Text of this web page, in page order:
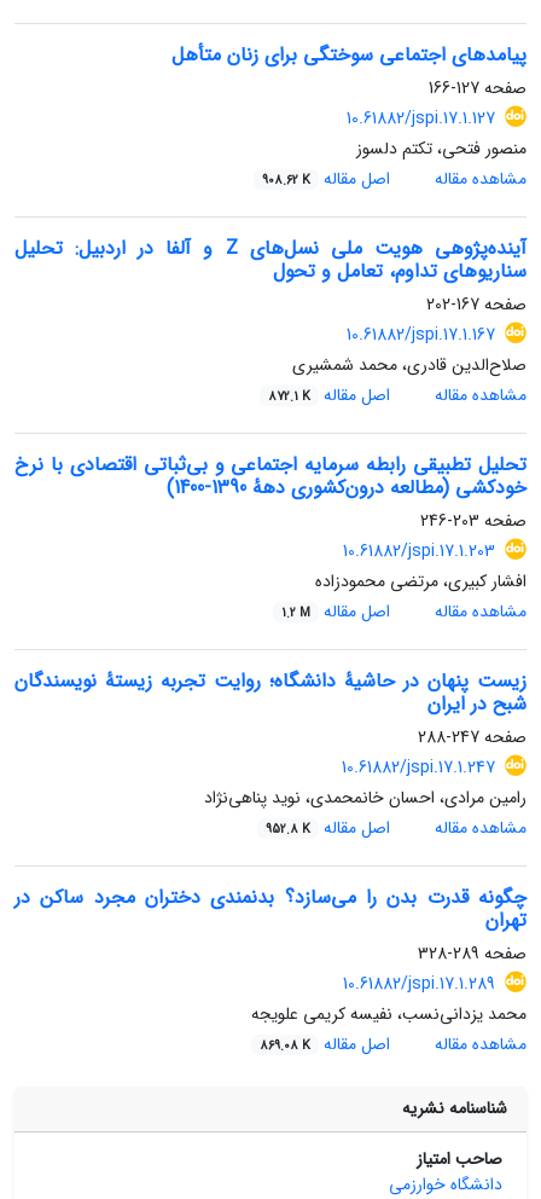
پیامدهای اجتماعی سوختگی برای زنان متأهل
صفحه127-166
10.61882/jspi.17.1.127
منصور فتحی، تکتم دلسوز
مشاهده مقاله
اصل مقاله 908.62 K
آینده‌پژوهی هویت ملی نسل‌های Z و آلفا در اردبیل: تحلیل
سناریوهای تداوم، تعامل و تحول
صفحه167-202
10.61882/jspi.17.1.167
صلاح‌الدین قادری، محمد شمشیری
مشاهده مقاله
اصل مقاله 872.1 K
تحلیل تطبیقی رابطه سرمایه اجتماعی و بی‌ثباتی اقتصادی با نرخ
خودکشی (مطالعه درون‌کشوری دههٔ 1390-1400)
صفحه 203-246
10.61882/jspi.17.1.203
افشار کبیری، مرتضی محمودزاده
مشاهده مقاله
اصل مقاله 1.2 M
زیست پنهان در حاشیۀ دانشگاه؛ روایت تجربه زیستۀ نویسندگان
شبح در ایران
صفحه247-288
10.61882/jspi.17.1.247
رامین مرادی، احسان خانمحمدی، نوید پناهی‌نژاد
مشاهده مقاله
اصل مقاله 952.8 K
چگونه قدرت بدن را می‌سازد؟ بدنمندی دختران مجرد ساکن در
تهران
صفحه 289-328
10.61882/jspi.17.1.289
محمد یزدانی‌نسب، نفیسه کریمی علویجه
مشاهده مقاله
اصل مقاله 869.08 K
شناسنامه نشریه
صاحب امتیاز
دانشگاه خوارزمی